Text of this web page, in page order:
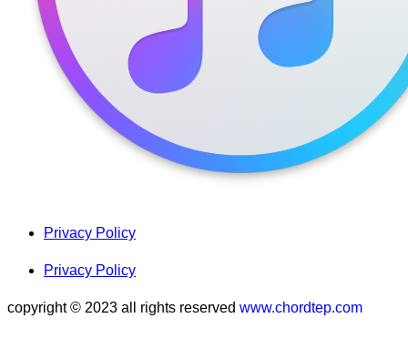
Privacy Policy
Privacy Policy
copyright © 2023 all rights reserved www.chordtep.com